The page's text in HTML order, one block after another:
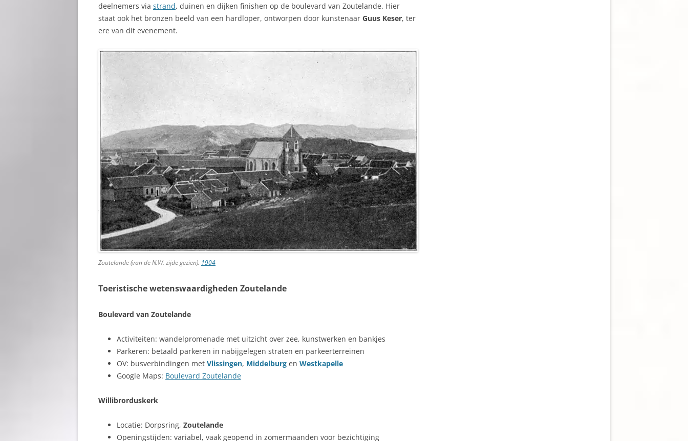
deelnemers via strand, duinen en dijken finishen op de boulevard van Zoutelande. Hier
staat ook het bronzen beeld van een hardloper, ontworpen door kunstenaar Guus Keser, ter
ere van dit evenement.
Zoutelande (van de N.W. zijde gezien). 1904
Toeristische wetenswaardigheden Zoutelande
Boulevard van Zoutelande
Activiteiten: wandelpromenade met uitzicht over zee, kunstwerken en bankjes
Parkeren: betaald parkeren in nabijgelegen straten en parkeerterreinen
OV: busverbindingen met Vlissingen, Middelburg en Westkapelle
Google Maps: Boulevard Zoutelande
Willibrorduskerk
Locatie: Dorpsring, Zoutelande
Openingstijden: variabel, vaak geopend in zomermaanden voor bezichtiging